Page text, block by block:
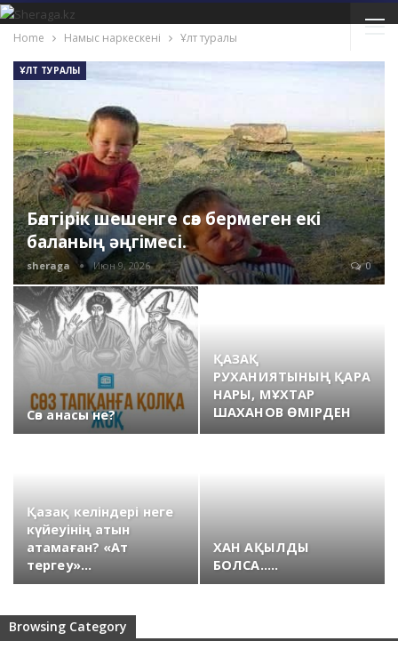
Home Намыс наркескені Ұлт туралы
ҰЛТ ТУРАЛЫ
Бөлтірік шешенге сөз бермеген екі
баланың əңгімесі.
sheraga Июн 9, 2026 0
Сөз анасы не?
ҚАЗАҚ
РУХАНИЯТЫНЫҢ ҚАРА
НАРЫ, МҰХТАР
ШАХАНОВ ӨМІРДЕН
ӨТТІ.
Қазақ келіндері неге
күйеуінің атын
атамаған? «Ат
тергеу»…
ХАН АҚЫЛДЫ
БОЛСА…..
Browsing Category